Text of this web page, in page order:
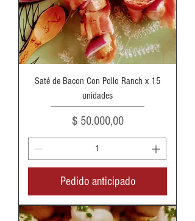
Saté de Bacon Con Pollo Ranch x 15
unidades
Precio
$ 50.000,00
Pedido anticipado